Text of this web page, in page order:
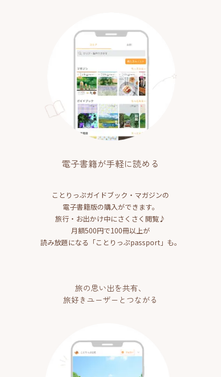
電子書籍が手軽に読める
ことりっぷガイドブック・マガジンの
電子書籍版の購入ができます。
旅行・お出かけ中にさくさく閲覧♪
月額500円で100冊以上が
読み放題になる「ことりっぷpassport」も。
旅の思い出を共有、
旅好きユーザーとつながる